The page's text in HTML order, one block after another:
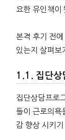
요한 유인책이
본격 후기 전
있는지 살펴보
집단상
집단상담프로
들이 근로의욕
감 향상 시키